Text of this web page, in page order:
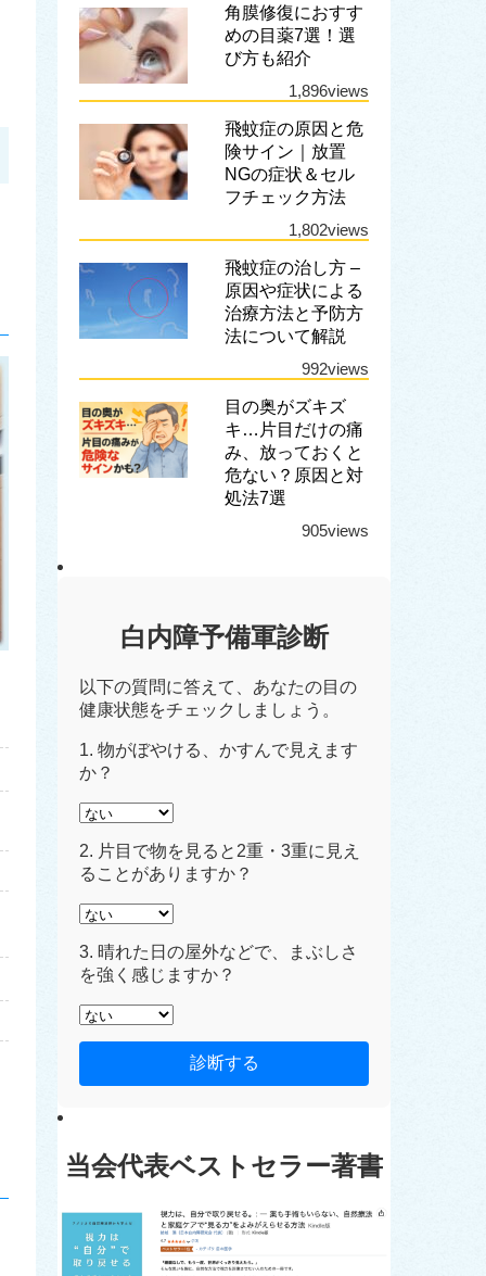
角膜修復におすす
めの目薬7選！選
び方も紹介
1,896views
飛蚊症の原因と危
険サイン｜放置
NGの症状＆セル
フチェック方法
1,802views
飛蚊症の治し方 –
原因や症状による
治療方法と予防方
法について解説
992views
目の奥がズキズ
キ…片目だけの痛
み、放っておくと
危ない？原因と対
処法7選
905views
白内障予備軍診断
以下の質問に答えて、あなたの目の
健康状態をチェックしましょう。
1. 物がぼやける、かすんで見えます
か？
2. 片目で物を見ると2重・3重に見え
ることがありますか？
3. 晴れた日の屋外などで、まぶしさ
を強く感じますか？
診断する
当会代表ベストセラー著書